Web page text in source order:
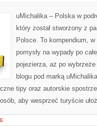
uMichalika – Polska w
który został stworzony z
Polsce. To kompendium,
pomysły na wypady po
pojezierza, aż po
blogu pod marką
tipy oraz autorskie
aby wesprzeć turyście